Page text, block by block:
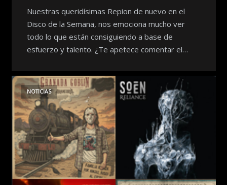
Nuestras queridísimas Repion de nuevo en el
Disco de la Semana, nos emociona mucho ver
todo lo que están consiguiendo a base de
esfuerzo y talento. ¿Te apetece comentar el…
NOTICIAS